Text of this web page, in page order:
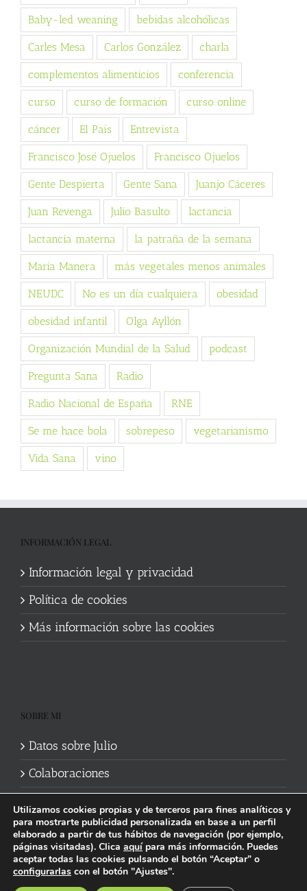
Baby-led weaning bebidas alcohólicas
Carles Mesa Carlos González charla
complementos alimenticios conferencia
curso curso de formación curso online
cáncer El País Entrevista
Francisco José Ojuelos Francisco Ojuelos
Gente Despierta Gente Sana Juanjo Cáceres
Juan Revenga Julio Basulto lactancia
lactancia materna la patraña de la semana
Maria Manera más vegetales menos animales
NEUDC No es un día cualquiera obesidad
obesidad infantil Olga Ayllón
Organización Mundial de la Salud podcast
Pregunta Sana Radio
Radio Nacional de España RNE
Se me hace bola sobrepeso vegetarianismo
Vida Sana vino
INFORMACIÓN LEGAL
Información legal y privacidad
Política de cookies
Más información sobre las cookies
SOBRE MI
Datos sobre Julio
Colaboraciones
Política de cookies | Información legal y privacidad
| Web mantenida
porStudi7
Utilizamos cookies propias y de terceros para fines analíticos y
para mostrarte publicidad personalizada en base a un perfil
elaborado a partir de tus hábitos de navegación (por ejemplo,
páginas visitadas). Clica aquípara más información. Puedes
aceptar todas las cookies pulsando el botón “Aceptar” o
configurarlas con el botón "Ajustes".